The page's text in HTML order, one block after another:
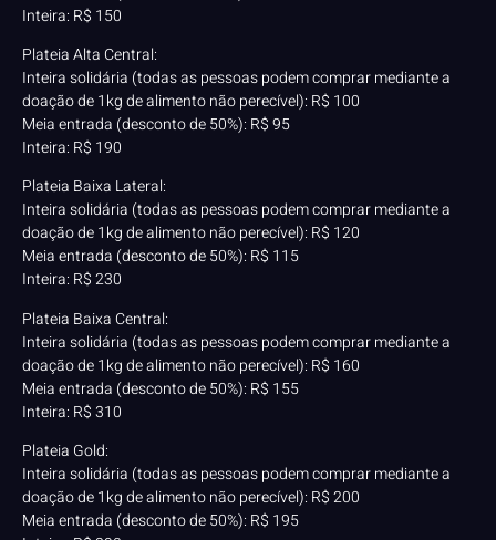
Inteira: R$ 150
Plateia Alta Central:
Inteira solidária (todas as pessoas podem comprar mediante a
doação de 1kg de alimento não perecível): R$ 100
Meia entrada (desconto de 50%): R$ 95
Inteira: R$ 190
Plateia Baixa Lateral:
Inteira solidária (todas as pessoas podem comprar mediante a
doação de 1kg de alimento não perecível): R$ 120
Meia entrada (desconto de 50%): R$ 115
Inteira: R$ 230
Plateia Baixa Central:
Inteira solidária (todas as pessoas podem comprar mediante a
doação de 1kg de alimento não perecível): R$ 160
Meia entrada (desconto de 50%): R$ 155
Inteira: R$ 310
Plateia Gold:
Inteira solidária (todas as pessoas podem comprar mediante a
doação de 1kg de alimento não perecível): R$ 200
Meia entrada (desconto de 50%): R$ 195